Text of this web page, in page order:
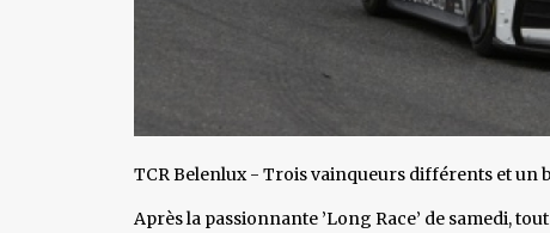
TCR Belenlux - Trois vainqueurs différents et un
Après la passionnante ’Long Race’ de samedi,